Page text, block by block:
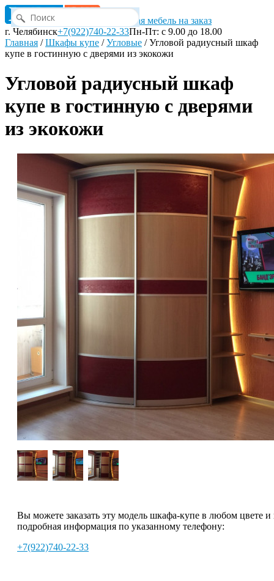
Корпусная мебель на заказ
г. Челябинск+7(922)740-22-33Пн-Пт: с 9.00 до 18.00
Главная /Шкафы купе /Угловые /Угловой радиусный шкаф
купе в гостинную с дверями из экокожи
Угловой радиусный шкаф
купе в гостинную с дверями
из экокожи
Вы можете заказать эту модель шкафа-купе в любом цвете
подробная информация по указанному телефону:
+7(922)740-22-33